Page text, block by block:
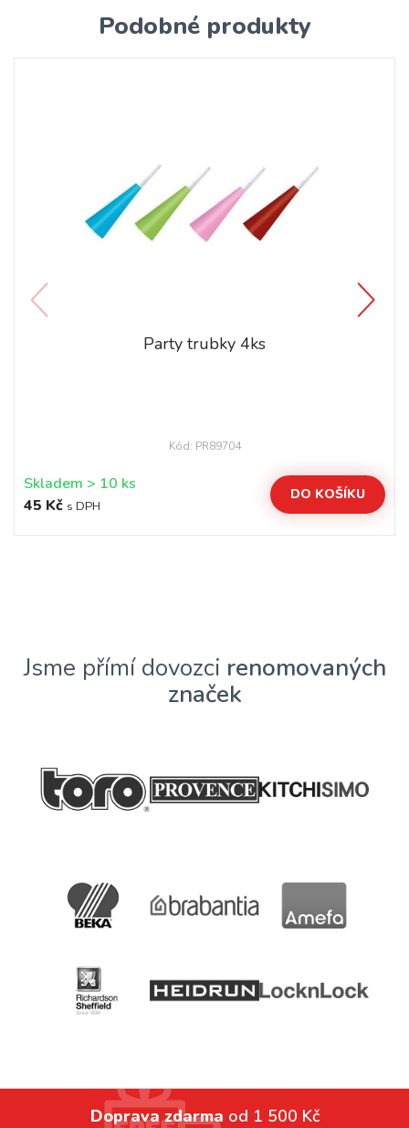
Podobné produkty
Party trubky 4ks
Kód: PR89704
Skladem > 10 ks
45 Kč s DPH
DO KOŠÍKU
Jsme přímí dovozci renomovaných
značek
Doprava zdarma od 1 500 Kč